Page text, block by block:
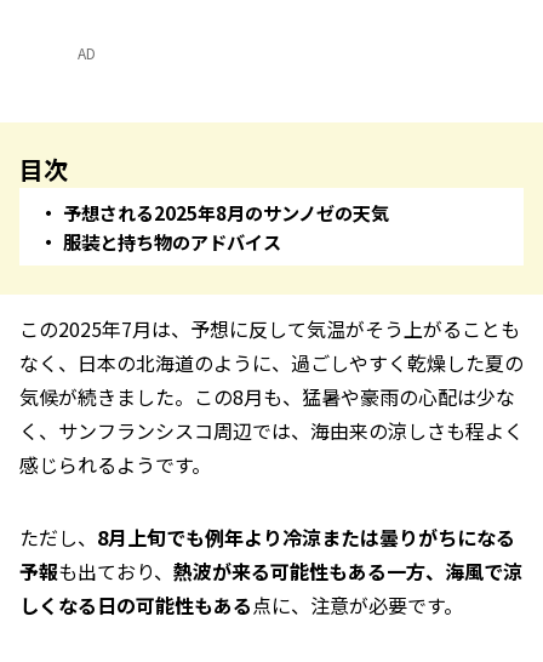
AD
目次
予想される2025年8月のサンノゼの天気
服装と持ち物のアドバイス
この2025年7月は、予想に反して気温がそう上がることも
なく、日本の北海道のように、過ごしやすく乾燥した夏の
気候が続きました。この8月も、猛暑や豪雨の心配は少な
く、サンフランシスコ周辺では、海由来の涼しさも程よく
感じられるようです。
ただし、 8月上旬でも例年より冷涼または曇りがちになる
予報も出ており、 熱波が来る可能性もある一方、海風で涼
しくなる日の可能性もある点に、注意が必要です。